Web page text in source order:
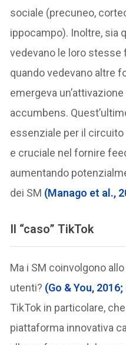
sociale (precuneo,
ippocampo). Inoltre, sia
vedevano le loro stesse
quando vedevano altre
emergeva
accumbens.
essenziale per il
e cruciale nel fornire
aumentando
dei SM (Manago et al.,
Il “caso” TikTok
Ma i SM coinvolgono
utenti? (Go & You,
TikTok in particolare,
piattaforma innovativa